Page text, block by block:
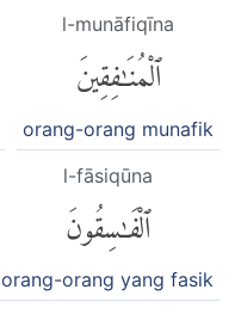
l-munāfiqīna
ٱلْمُنَٰفِقِينَ
orang-orang munafik
l-fāsiqūna
ٱلْفَٰسِقُونَ
orang-orang yang fasik